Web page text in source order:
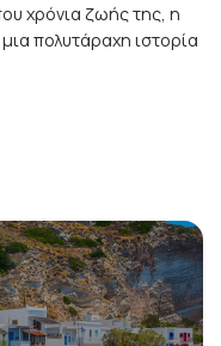
χρόνια ζωής της, η
μια πολυτάραχη ιστορία